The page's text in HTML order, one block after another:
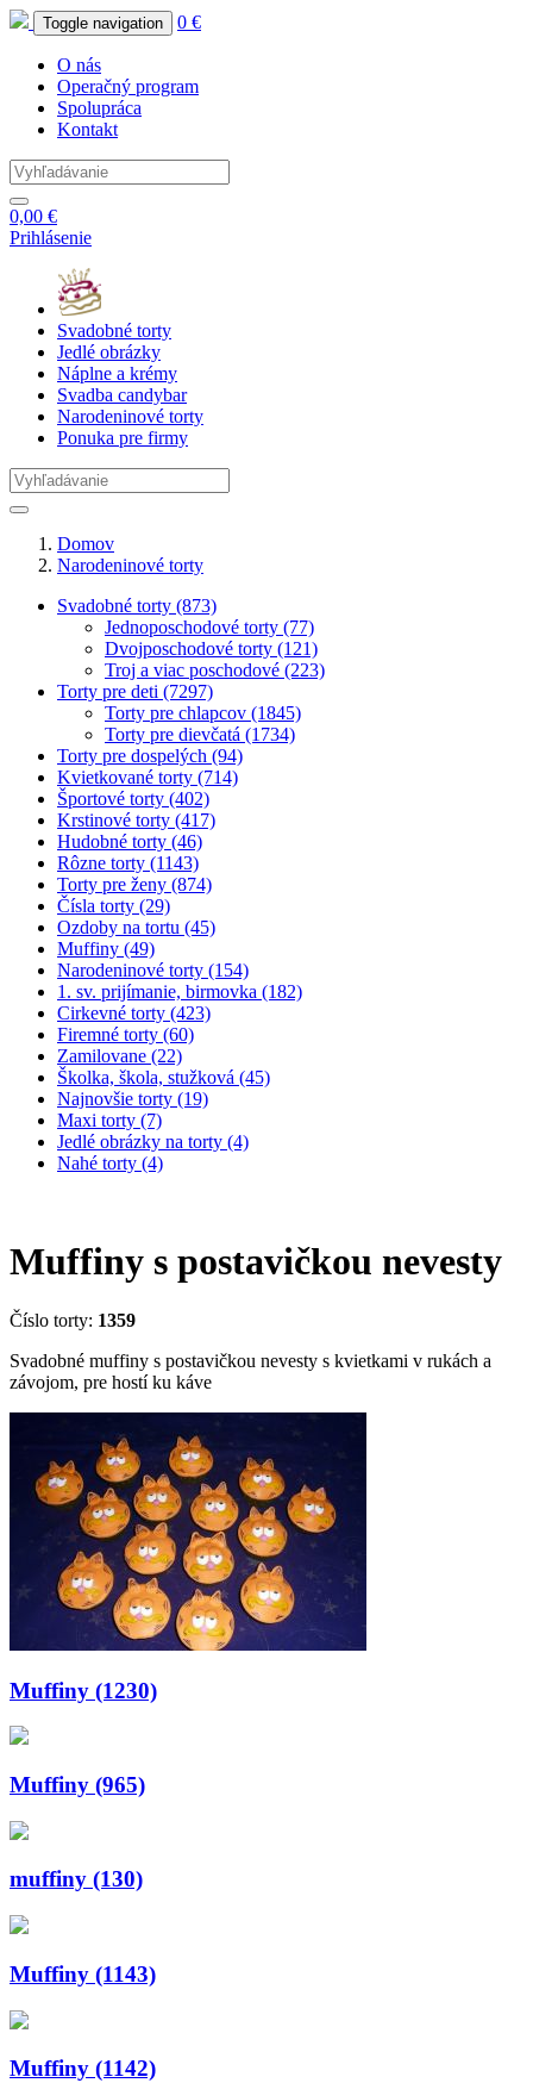
Toggle navigation 0 €
O nás
Operačný program
Spolupráca
Kontakt
0,00 €
Prihlásenie
Svadobné torty
Jedlé obrázky
Náplne a krémy
Svadba candybar
Narodeninové torty
Ponuka pre firmy
Domov
Narodeninové torty
Svadobné torty (873)
Jednoposchodové torty (77)
Dvojposchodové torty (121)
Troj a viac poschodové (223)
Torty pre deti (7297)
Torty pre chlapcov (1845)
Torty pre dievčatá (1734)
Torty pre dospelých (94)
Kvietkované torty (714)
Športové torty (402)
Krstinové torty (417)
Hudobné torty (46)
Rôzne torty (1143)
Torty pre ženy (874)
Čísla torty (29)
Ozdoby na tortu (45)
Muffiny (49)
Narodeninové torty (154)
1. sv. prijímanie, birmovka (182)
Cirkevné torty (423)
Firemné torty (60)
Zamilovane (22)
Školka, škola, stužková (45)
Najnovšie torty (19)
Maxi torty (7)
Jedlé obrázky na torty (4)
Nahé torty (4)
Muffiny s postavičkou nevesty
Číslo torty: 1359
Svadobné muffiny s postavičkou nevesty s kvietkami v rukách a
závojom, pre hostí ku káve
Muffiny (1230)
Muffiny (965)
muffiny (130)
Muffiny (1143)
Muffiny (1142)